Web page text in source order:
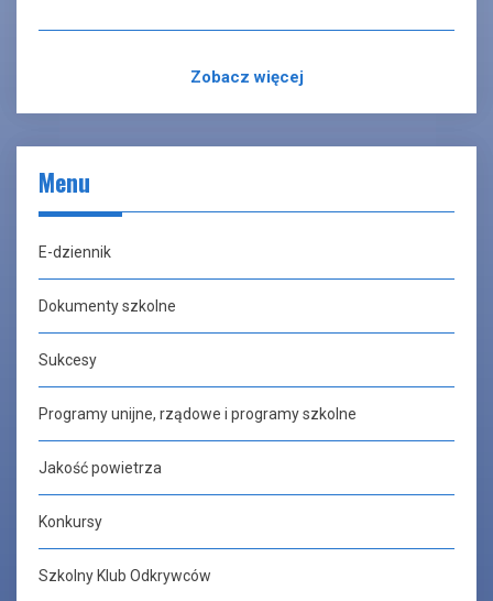
Zobacz więcej
Menu
E-dziennik
Dokumenty szkolne
Sukcesy
Programy unijne, rządowe i programy szkolne
Jakość powietrza
Konkursy
Szkolny Klub Odkrywców